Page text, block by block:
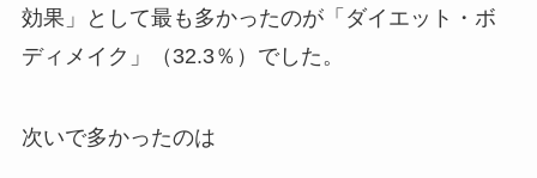
効果」として最も多かったのが「ダイエット・ボ
ディメイク」（32.3％）でした。
次いで多かったのは